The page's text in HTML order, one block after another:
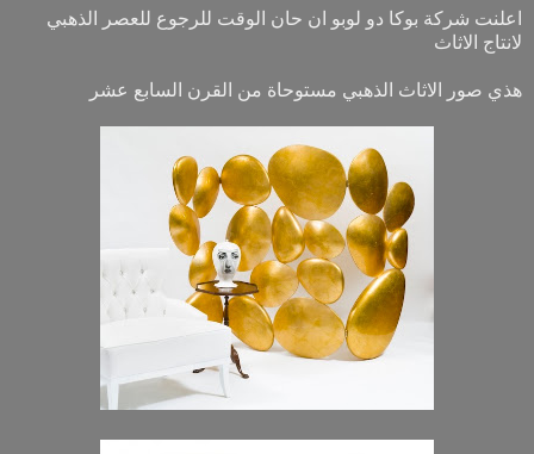
اعلنت شركة بوكا دو لوبو ان حان الوقت للرجوع للعصر الذهبي
لانتاج الاثاث
هذي صور الاثاث الذهبي مستوحاة من القرن السابع عشر